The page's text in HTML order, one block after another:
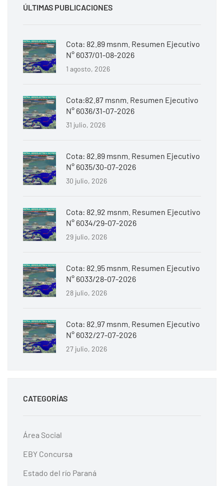
ÚLTIMAS PUBLICACIONES
Cota: 82.89 msnm. Resumen Ejecutivo
N° 6037/01-08-2026
1 agosto, 2026
Cota:82.87 msnm. Resumen Ejecutivo
N° 6036/31-07-2026
31 julio, 2026
Cota: 82.89 msnm. Resumen Ejecutivo
N° 6035/30-07-2026
30 julio, 2026
Cota: 82.92 msnm. Resumen Ejecutivo
N° 6034/29-07-2026
29 julio, 2026
Cota: 82.95 msnm. Resumen Ejecutivo
N° 6033/28-07-2026
28 julio, 2026
Cota: 82.97 msnm. Resumen Ejecutivo
N° 6032/27-07-2026
27 julio, 2026
CATEGORÍAS
Área Social
EBY Concursa
Estado del río Paraná